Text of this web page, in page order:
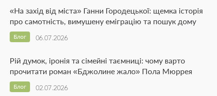
«На захід від міста» Ганни Городецької: щемка історія
про самотність, вимушену еміграцію та пошук дому
06.07.2026
Блог
Рій думок, іронія та сімейні таємниці: чому варто
прочитати роман «Бджолине жало» Пола Мюррея
02.07.2026
Блог